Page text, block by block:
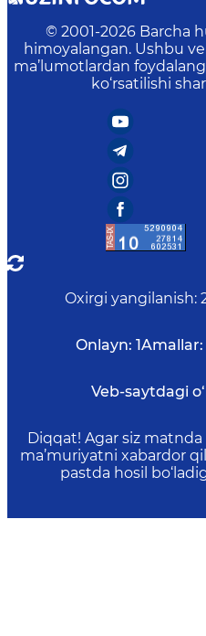
© 2001-2026 Barcha
himoyalangan. Ushbu
ma’lumotlardan
ko‘rsatilishi
Oxirgi yangilanish:
Onlayn: 1Amallar:
Veb-saytdagi
Diqqat! Agar siz
ma’muriyatni xabardor
pastda hosil